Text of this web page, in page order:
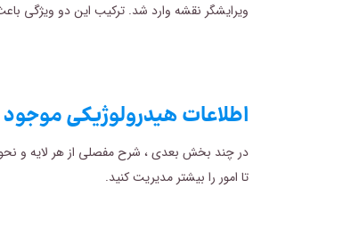
ویرایشگر نقشه وارد شد. ترکیب این دو ویژگی
اطلاعات هیدرولوژیکی موجود
در چند بخش بعدی ، شرح مفصلی از هر لایه و
تا امور را بیشتر مدیریت کنید.